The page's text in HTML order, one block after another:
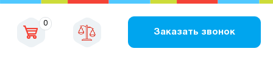
0
Заказать звонок